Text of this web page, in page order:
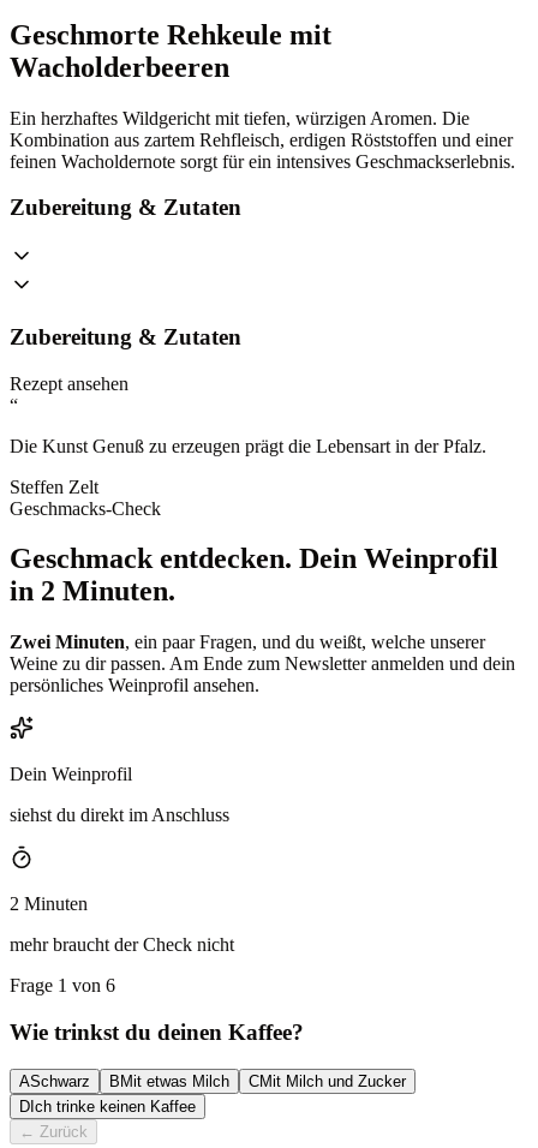
Geschmorte Rehkeule mit
Wacholderbeeren
Ein herzhaftes Wildgericht mit tiefen, würzigen Aromen. Die
Kombination aus zartem Rehfleisch, erdigen Röststoffen und einer
feinen Wacholdernote sorgt für ein intensives Geschmackserlebnis.
Zubereitung & Zutaten
Zubereitung & Zutaten
Rezept ansehen
“
Die Kunst Genuß zu erzeugen prägt die Lebensart in der Pfalz.
Steffen Zelt
Geschmacks-Check
Geschmack entdecken. Dein Weinprofil
in 2 Minuten.
Zwei Minuten, ein paar Fragen, und du weißt, welche unserer
Weine zu dir passen. Am Ende zum Newsletter anmelden und dein
persönliches Weinprofil ansehen.
Dein Weinprofil
siehst du direkt im Anschluss
2 Minuten
mehr braucht der Check nicht
Frage 1 von 6
Wie trinkst du deinen Kaffee?
ASchwarz B Mit etwas Milch CMit Milch und Zucker
D Ich trinke keinen Kaffee
← Zurück